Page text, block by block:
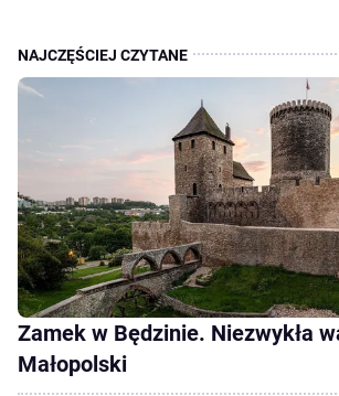
Zamek w Będzinie. Niezwykła
Małopolski